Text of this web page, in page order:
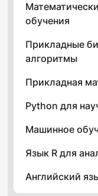
обучения
Прикладные
алгоритмы
Прикладная
Python для
Машинное
Язык R для
Английский